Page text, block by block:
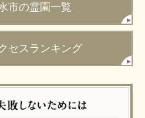
市の霊園一覧
セスランキング